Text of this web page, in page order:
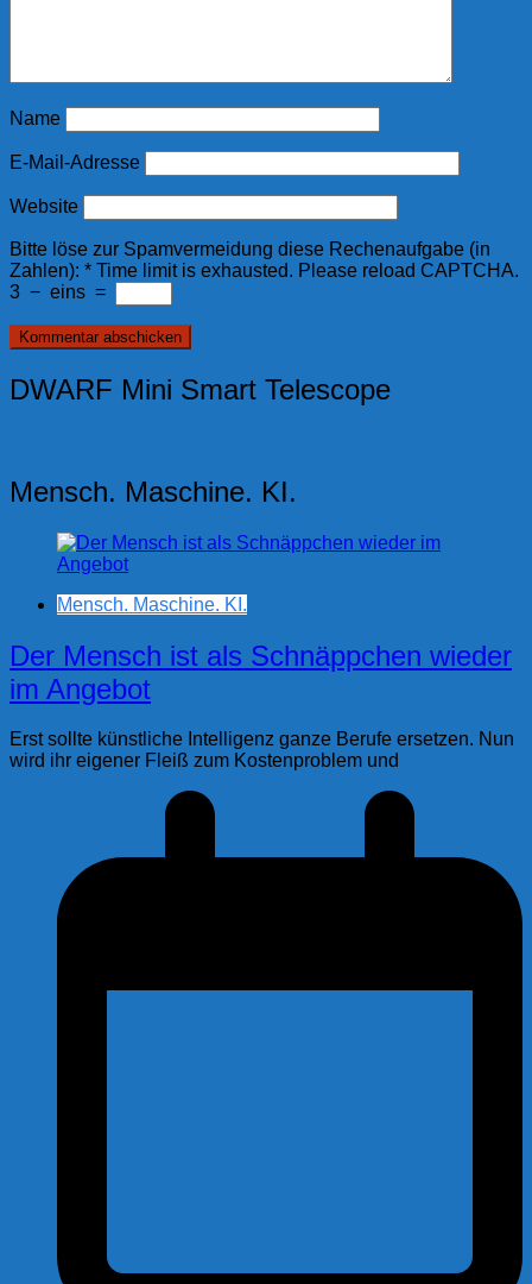
Name
E-Mail-Adresse
Website
Bitte löse zur Spamvermeidung diese Rechenaufgabe (in
Zahlen): * Time limit is exhausted. Please reload CAPTCHA.
3 − eins =
DWARF Mini Smart Telescope
Mensch. Maschine. KI.
Mensch. Maschine. KI.
Der Mensch ist als Schnäppchen wieder
im Angebot
Erst sollte künstliche Intelligenz ganze Berufe ersetzen. Nun
wird ihr eigener Fleiß zum Kostenproblem und